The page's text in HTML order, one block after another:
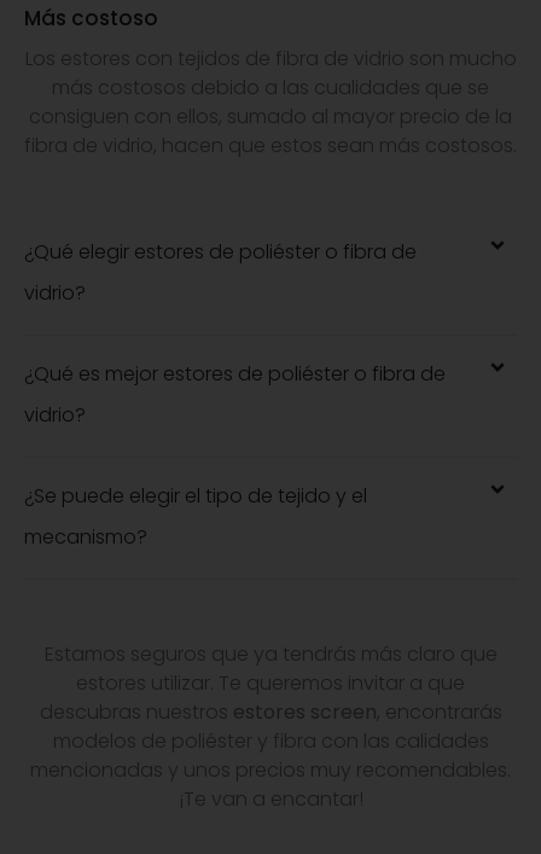
Más costoso
Los estores con tejidos de fibra de vidrio son mucho
más costosos debido a las cualidades que se
consiguen con ellos, sumado al mayor precio de la
fibra de vidrio, hacen que estos sean más costosos.
¿Qué elegir estores de poliéster o fibra de
vidrio?
¿Qué es mejor estores de poliéster o fibra de
vidrio?
¿Se puede elegir el tipo de tejido y el
mecanismo?
Estamos seguros que ya tendrás más claro que
estores utilizar. Te queremos invitar a que
descubras nuestros estores screen, encontrarás
modelos de poliéster y fibra con las calidades
mencionadas y unos precios muy recomendables.
¡Te van a encantar!